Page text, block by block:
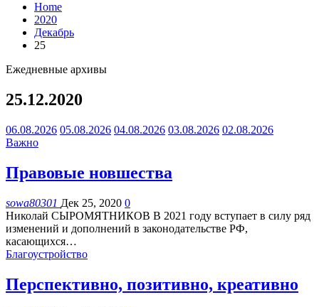
Home
2020
Декабрь
25
Ежедневные архивы
25.12.2020
06.08.2026 05.08.2026 04.08.2026 03.08.2026 02.08.2026
Важно
Правовые новшества
sowa80301 Дек 25, 2020 0
Николай СЫРОМЯТНИКОВ В 2021 году вступает в силу ряд
изменений и дополнений в законодательстве РФ,
касающихся…
Благоустройство
Перспективно, позитивно, креативно